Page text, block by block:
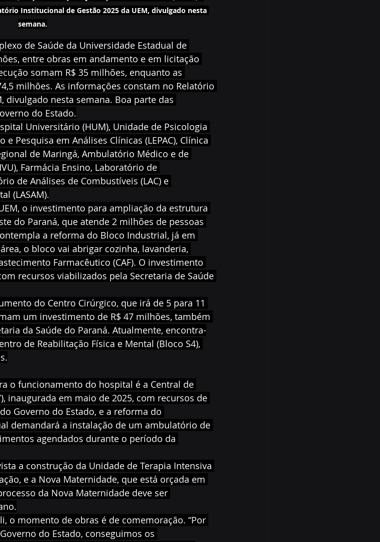
Institucional de Gestão 2025 da UEM, divulgado nesta
semana.
de Saúde da Universidade Estadual de
entre obras em andamento e em licitação
somam R$ 35 milhões, enquanto as
milhões. As informações constam no Relatório
divulgado nesta semana. Boa parte das
do Estado.
Universitário (HUM), Unidade de Psicologia
Pesquisa em Análises Clínicas (LEPAC), Clínica
de Maringá, Ambulatório Médico e de
Farmácia Ensino, Laboratório de
de Análises de Combustíveis (LAC) e
(LASAM).
o investimento para ampliação da estrutura
do Paraná, que atende 2 milhões de pessoas
a reforma do Bloco Industrial, já em
o bloco vai abrigar cozinha, lavanderia,
Farmacêutico (CAF). O investimento
recursos viabilizados pela Secretaria de Saúde
do Centro Cirúrgico, que irá de 5 para 11
um investimento de R$ 47 milhões, também
da Saúde do Paraná. Atualmente, encontra-
de Reabilitação Física e Mental (Bloco S4),
o funcionamento do hospital é a Central de
inaugurada em maio de 2025, com recursos de
Governo do Estado, e a reforma do
demandará a instalação de um ambulatório de
agendados durante o período da
a construção da Unidade de Terapia Intensiva
e a Nova Maternidade, que está orçada em
da Nova Maternidade deve ser
o momento de obras é de comemoração. “Por
do Estado, conseguimos os